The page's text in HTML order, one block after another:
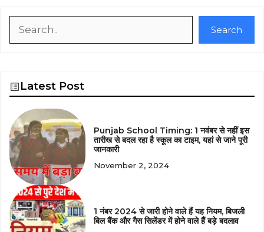
Search
Latest Post
Punjab School Timing: 1 नवंबर से नहीं इस
तारीख से बदल रहा है स्कूल का टाइम, यहां से जाने पूरी
जानकारी
November 2, 2024
1 नंबर 2024 से जारी होने वाले हैं यह नियम, बिजली
बिल बैंक और गैस सिलेंडर में होने वाले हैं बड़े बदलाव